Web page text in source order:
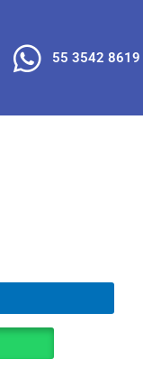
55 3542 8619